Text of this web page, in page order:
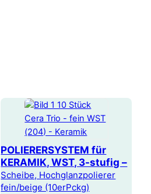
POLIERERSYSTEM für
KERAMIK, WST, 3-stufig –
Scheibe, Hochglanzpolierer
fein/beige (10erPckg)